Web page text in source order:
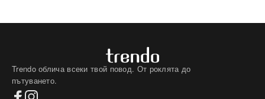
Trendo облича всеки твой повод. От роклята до
пътуването.